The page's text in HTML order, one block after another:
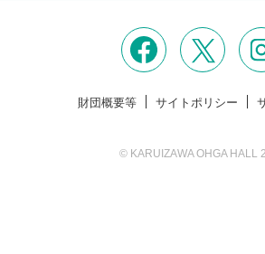
財団概要等 サイトポリシー
© KARUIZAWA OHGA HALL